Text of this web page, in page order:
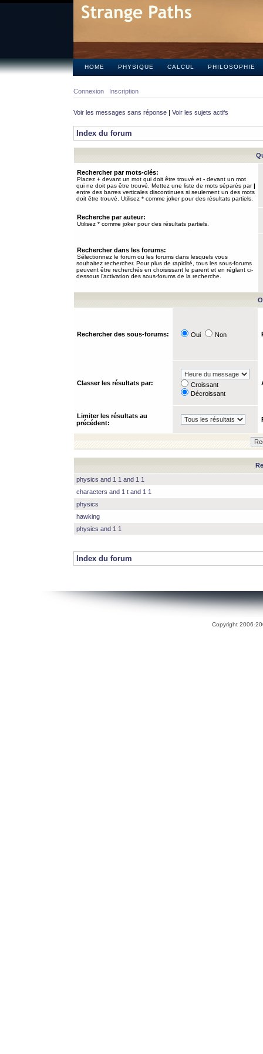
HOME PHYSIQUE CALCUL PHILOSOPHIE
Connexion Inscription
Voir les messages sans réponse | Voir les sujets actifs
Index du forum
Rechercher par mots-clés:
Placez + devant un mot qui doit être trouvé et - devant un mot
qui ne doit pas être trouvé. Mettez une liste de mots séparés par|
entre des barres verticales discontinues si seulement un des mots
doit être trouvé. Utilisez * comme joker pour des résultats partiels.
Recherche par auteur:
Utilisez * comme joker pour des résultats partiels.
Rechercher dans les forums:
Sélectionnez le forum ou les forums dans lesquels vous
souhaitez rechercher. Pour plus de rapidité, tous les sous-forums
peuvent être recherchés en choisissant le parent et en réglant ci-
dessous l’activation des sous-forums de la recherche.
Rechercher des sous-forums: Oui Non
Classer les résultats par:
Croissant
Décroissant
Limiter les résultats au
précédent:
physics and 1 1 and 1 1
characters and 1 t and 1 1
physics
hawking
physics and 1 1
Index du forum
Copyright 2006-